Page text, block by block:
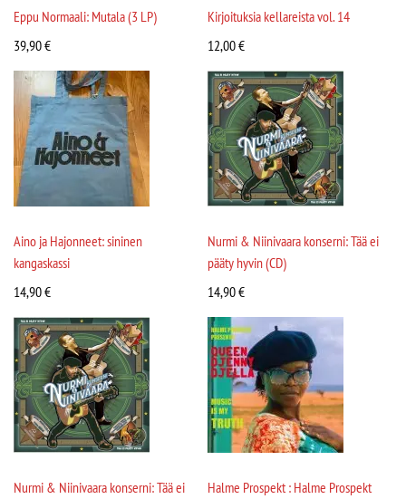
Eppu Normaali: Mutala (3 LP)
39,90€
Kirjoituksia kellareista vol. 14
12,00€
Aino ja Hajonneet: sininen
kangaskassi
14,90€
Nurmi & Niinivaara konserni: Tää ei
pääty hyvin (CD)
14,90€
Nurmi & Niinivaara konserni: Tää ei
Halme Prospekt : Halme Prospekt